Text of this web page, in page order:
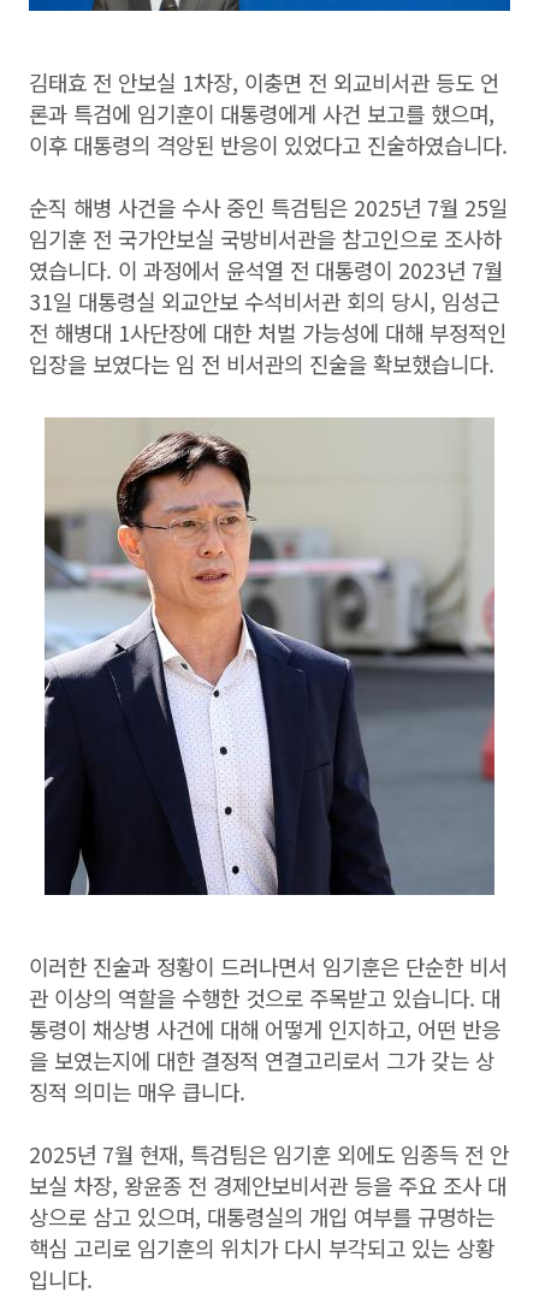
김태효 전 안보실 1차장, 이충면 전 외교비서관 등도 언
론과 특검에 임기훈이 대통령에게 사건 보고를 했으며,
이후 대통령의 격앙된 반응이 있었다고 진술하였습니다.
순직 해병 사건을 수사 중인 특검팀은 2025년 7월 25일
임기훈 전 국가안보실 국방비서관을 참고인으로 조사하
였습니다. 이 과정에서 윤석열 전 대통령이 2023년 7월
31일 대통령실 외교안보 수석비서관 회의 당시, 임성근
전 해병대 1사단장에 대한 처벌 가능성에 대해 부정적인
입장을 보였다는 임 전 비서관의 진술을 확보했습니다.
이러한 진술과 정황이 드러나면서 임기훈은 단순한 비서
관 이상의 역할을 수행한 것으로 주목받고 있습니다. 대
통령이 채상병 사건에 대해 어떻게 인지하고, 어떤 반응
을 보였는지에 대한 결정적 연결고리로서 그가 갖는 상
징적 의미는 매우 큽니다.
2025년 7월 현재, 특검팀은 임기훈 외에도 임종득 전 안
보실 차장, 왕윤종 전 경제안보비서관 등을 주요 조사 대
상으로 삼고 있으며, 대통령실의 개입 여부를 규명하는
핵심 고리로 임기훈의 위치가 다시 부각되고 있는 상황
입니다.